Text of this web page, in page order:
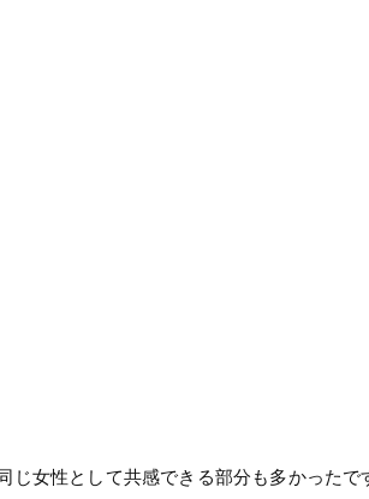
女性として共感できる部分も多かったで